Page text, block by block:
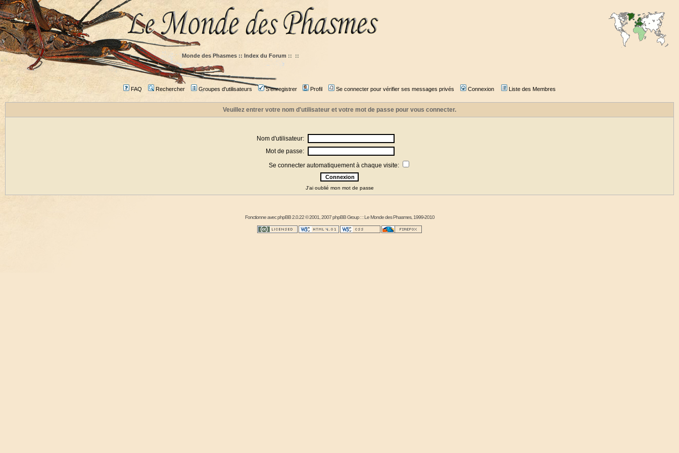
Monde des Phasmes :: Index du Forum :: ::
FAQ Rechercher Groupes d'utilisateurs S'enregistrer Profil Se connecter pour vérifier ses messages privés Connexion Liste des Membres
Veuillez entrer votre nom d'utilisateur et votre mot de passe pour vous connecter.
Nom d'utilisateur:
Mot de passe:
Se connecter automatiquement à chaque visite:
J'ai oublié mon mot de passe
Fonctionne avecphpBB2.0.22 © 2001, 2007 phpBB Group : :Le Monde des Phasmes, 1999-2010